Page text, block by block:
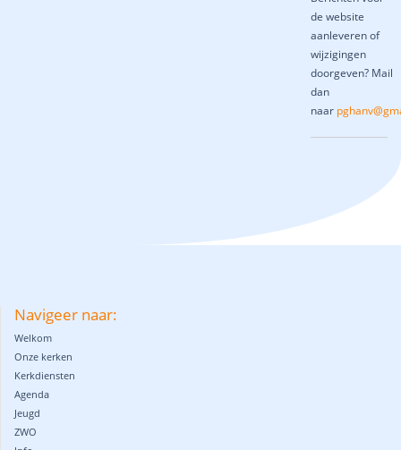
de website
aanleveren of
wijzigingen
doorgeven? Mail
dan
naar
Navigeer naar:
Welkom
Onze kerken
Kerkdiensten
Agenda
Jeugd
ZWO